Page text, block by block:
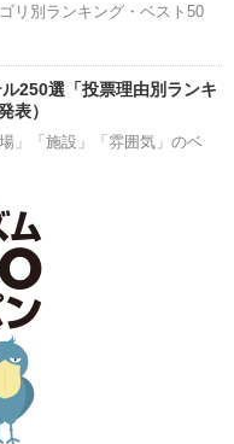
リ別ランキング・ベスト50
250選「投票理由別ランキ
表）
」「施設」「雰囲気」のベ